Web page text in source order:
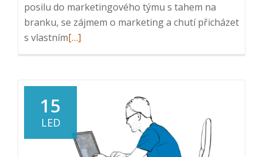
posilu do marketingového týmu s tahem na
branku, se zájmem o marketing a chutí přicházet
s vlastnímRead
společnosti
[…]
15
LED